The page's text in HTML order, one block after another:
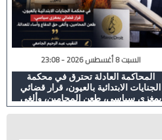
السبت 8 أغسطس 2026 - 23:08
المحاكمة العادلة تحترق في محكمة
الجنايات الابتدائية بالعيون، قرار قضائي
بمغزى سياسي، طعن المحامين، وألغى
حق الدفاع وأساء للعدالة...